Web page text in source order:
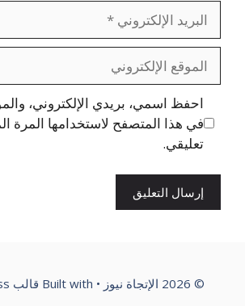
البريد
الإلكتروني
الموقع
الإلكتروني
احفظ اسمي، بريدي الإلكتروني،
في هذا المتصفح لاستخدامها المرة
تعليقي.
© 2026 الإتجاة نيوز • Built with قالب GeneratePress